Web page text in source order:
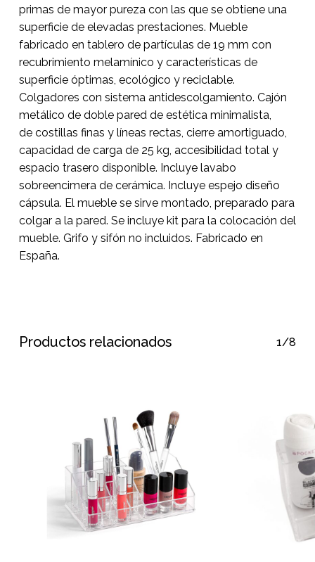
primas de mayor pureza con las que se obtiene una
superficie de elevadas prestaciones. Mueble
fabricado en tablero de partículas de 19 mm con
recubrimiento melamínico y características de
superficie óptimas, ecológico y reciclable.
Colgadores con sistema antidescolgamiento. Cajón
metálico de doble pared de estética minimalista,
de costillas finas y líneas rectas, cierre amortiguado,
capacidad de carga de 25 kg, accesibilidad total y
espacio trasero disponible. Incluye lavabo
sobreencimera de cerámica. Incluye espejo diseño
cápsula. El mueble se sirve montado, preparado para
colgar a la pared. Se incluye kit para la colocación del
mueble. Grifo y sifón no incluidos. Fabricado en
España.
Productos relacionados 1/8